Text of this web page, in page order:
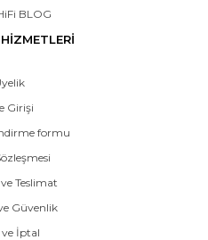
BLOG
Girişi
formu
Teslimat
Güvenlik
ve İptal